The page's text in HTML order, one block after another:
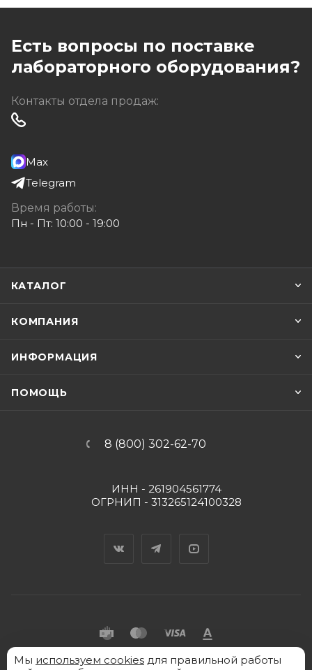
Есть вопросы по поставке
лабораторного оборудования?
Контакты отдела продаж:
Max
Telegram
Время работы:
Пн - Пт: 10:00 - 19:00
КАТАЛОГ
КОМПАНИЯ
ИНФОРМАЦИЯ
ПОМОЩЬ
8 (800) 302-62-70
ИНН - 261904561774
ОГРНИП - 313265124100328
2026 © "Пять Капель" - интернет-магазин товаров
Мы используем cookies для правильной работы